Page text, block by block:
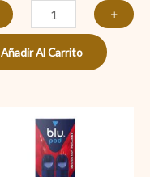
+
Añadir Al Carrito
Blu
Pod
Fresa